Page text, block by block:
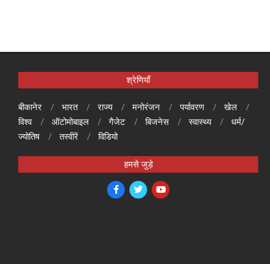
श्रेणियाँ
बीकानेर भारत राज्य मनोरंजन पर्यावरण
खेल
विश्व
ऑटोमोबाइल गैजेट बिजनेस स्वास्थ्य
धर्म/
ज्योतिष
तस्वीरें विडियो
हमसे जुड़े